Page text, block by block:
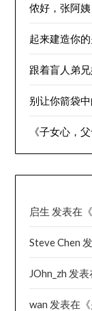
侬好，张阿姨
起来建造你
跟着盲人弟
别让你箭袋
《子女心，
启生 发表在《
Steve Chen
JOhn_zh 发表
wan 发表在《